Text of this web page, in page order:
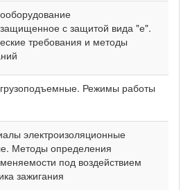
с защитой вида "е".
требования и методы
Режимы работы
электроизоляционные
Методы определения
под воздействием
зажигания